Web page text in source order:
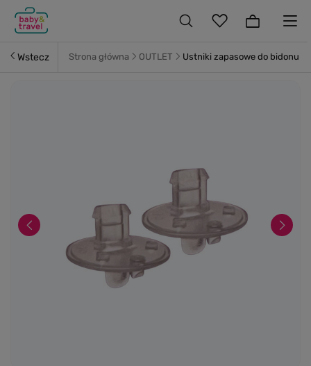
Wstecz Strona główna OUTLET Ustniki zapasowe do bidonu